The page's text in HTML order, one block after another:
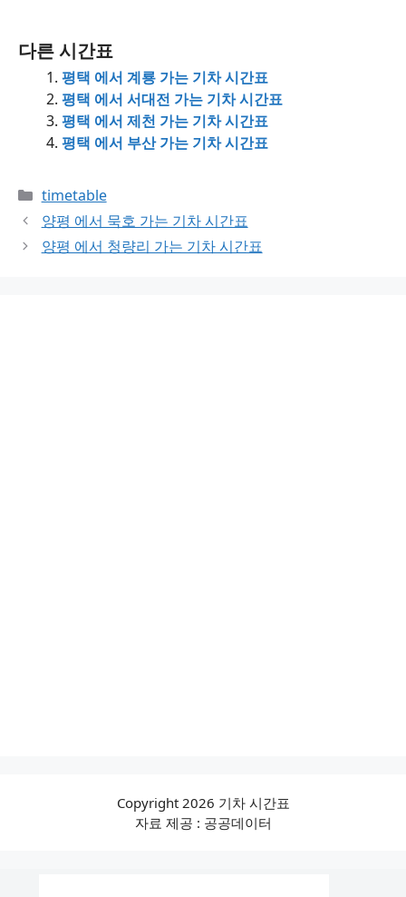
다른 시간표
평택 에서 계룡 가는 기차 시간표
평택 에서 서대전 가는 기차 시간표
평택 에서 제천 가는 기차 시간표
평택 에서 부산 가는 기차 시간표
Categories
timetable
양평 에서 묵호 가는 기차 시간표
양평 에서 청량리 가는 기차 시간표
Copyright 2026 기차 시간표
자료 제공 : 공공데이터